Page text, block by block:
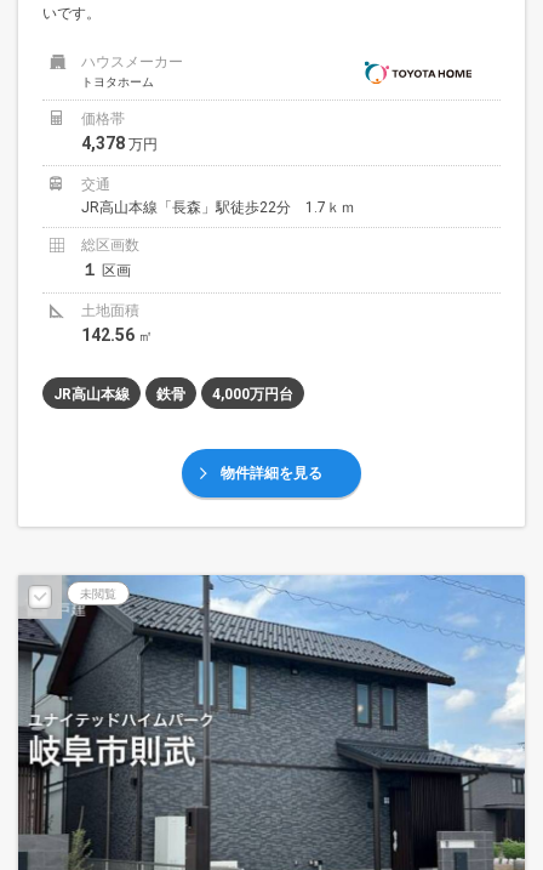
いです。
ハウスメーカー
トヨタホーム
価格帯
4,378 万円
交通
JR高山本線「長森」駅徒歩22分 1.7ｋｍ
総区画数
１ 区画
土地面積
142.56 ㎡
JR高山本線 鉄骨 4,000万円台
物件詳細を見る
未閲覧